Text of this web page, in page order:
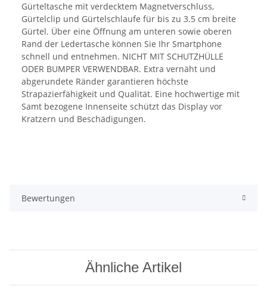
Gürteltasche mit verdecktem Magnetverschluss,
Gürtelclip und Gürtelschlaufe für bis zu 3.5 cm breite
Gürtel. Über eine Öffnung am unteren sowie oberen
Rand der Ledertasche können Sie Ihr Smartphone
schnell und entnehmen. NICHT MIT SCHUTZHÜLLE
ODER BUMPER VERWENDBAR. Extra vernäht und
abgerundete Ränder garantieren höchste
Strapazierfähigkeit und Qualität. Eine hochwertige mit
Samt bezogene Innenseite schützt das Display vor
Kratzern und Beschädigungen.
Bewertungen
Ähnliche Artikel